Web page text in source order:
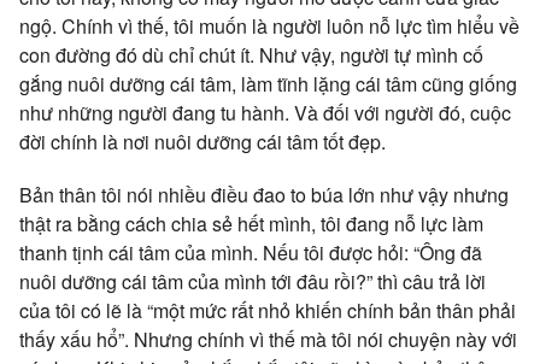
ngộ. Chính vì thế, tôi muốn là người luôn nỗ lực tìm hiểu về
con đường đó dù chỉ chút ít. Như vậy, người tự mình cố
gắng nuôi dưỡng cái tâm, làm tĩnh lặng cái tâm cũng giống
như những người đang tu hành. Và đối với người đó, cuộc
đời chính là nơi nuôi dưỡng cái tâm tốt đẹp.
Bản thân tôi nói nhiều điều đao to búa lớn như vậy nhưng
thật ra bằng cách chia sẻ hết mình, tôi đang nỗ lực làm
thanh tịnh cái tâm của mình. Nếu tôi được hỏi: “Ông đã
nuôi dưỡng cái tâm của mình tới đâu rồi?” thì câu trả lời
của tôi có lẽ là “một mức rất nhỏ khiến chính bản thân phải
thấy xấu hổ”. Nhưng chính vì thế mà tôi nói chuyện này với